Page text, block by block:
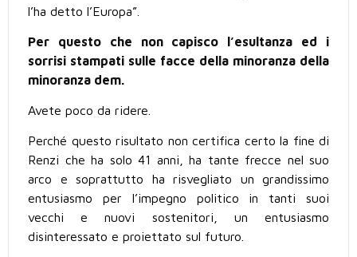
l’ha detto l’Europa”.
Per questo che non capisco l’esultanza ed i
sorrisi stampati sulle facce della minoranza della
minoranza dem.
Avete poco da ridere.
Perché questo risultato non certifica certo la fine di
Renzi che ha solo 41 anni, ha tante frecce nel suo
arco e soprattutto ha risvegliato un grandissimo
entusiasmo per l’impegno politico in tanti suoi
vecchi e nuovi sostenitori, un entusiasmo
disinteressato e proiettato sul futuro.